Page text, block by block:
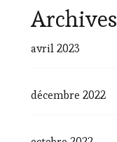
Archives
avril 2023
décembre 2022